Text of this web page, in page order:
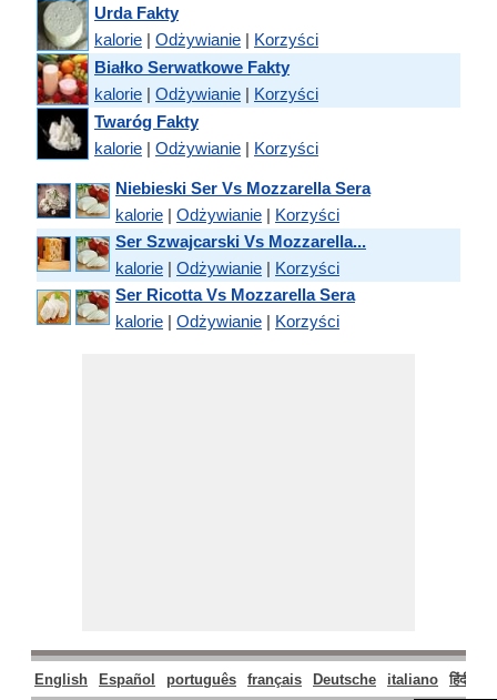
Urda Fakty
kalorie | Odżywianie | Korzyści
Białko Serwatkowe Fakty
kalorie | Odżywianie | Korzyści
Twaróg Fakty
kalorie | Odżywianie | Korzyści
Niebieski Ser Vs Mozzarella Sera
kalorie | Odżywianie | Korzyści
Ser Szwajcarski Vs Mozzarella...
kalorie | Odżywianie | Korzyści
Ser Ricotta Vs Mozzarella Sera
kalorie | Odżywianie | Korzyści
English Español português français Deutsche italiano हिंदी